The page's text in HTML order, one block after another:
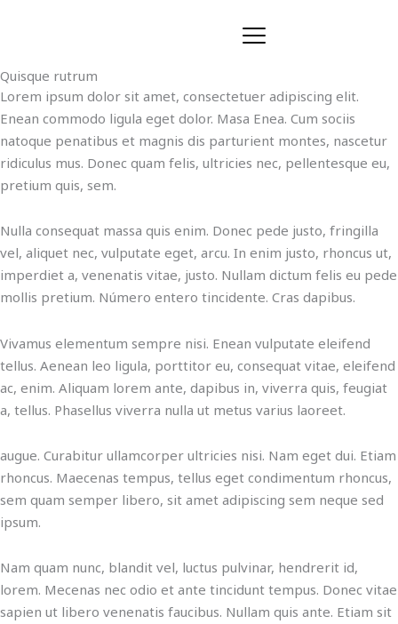
Quisque rutrum
Lorem ipsum dolor sit amet, consectetuer adipiscing elit.
Enean commodo ligula eget dolor. Masa Enea. Cum sociis
natoque penatibus et magnis dis parturient montes, nascetur
ridiculus mus. Donec quam felis, ultricies nec, pellentesque eu,
pretium quis, sem.
Nulla consequat massa quis enim. Donec pede justo, fringilla
vel, aliquet nec, vulputate eget, arcu. In enim justo, rhoncus ut,
imperdiet a, venenatis vitae, justo. Nullam dictum felis eu pede
mollis pretium. Número entero tincidente. Cras dapibus.
Vivamus elementum sempre nisi. Enean vulputate eleifend
tellus. Aenean leo ligula, porttitor eu, consequat vitae, eleifend
ac, enim. Aliquam lorem ante, dapibus in, viverra quis, feugiat
a, tellus. Phasellus viverra nulla ut metus varius laoreet.
augue. Curabitur ullamcorper ultricies nisi. Nam eget dui. Etiam
rhoncus. Maecenas tempus, tellus eget condimentum rhoncus,
sem quam semper libero, sit amet adipiscing sem neque sed
ipsum.
Nam quam nunc, blandit vel, luctus pulvinar, hendrerit id,
lorem. Mecenas nec odio et ante tincidunt tempus. Donec vitae
sapien ut libero venenatis faucibus. Nullam quis ante. Etiam sit